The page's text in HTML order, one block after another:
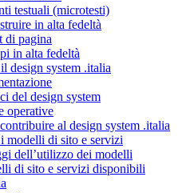
testuali (microtesti)
in alta fedeltà
di pagina
in alta fedeltà
design system .italia
del design system
operative
al design system .italia
modelli di sito e servizi
dell’utilizzo dei modelli
di sito e servizi disponibili